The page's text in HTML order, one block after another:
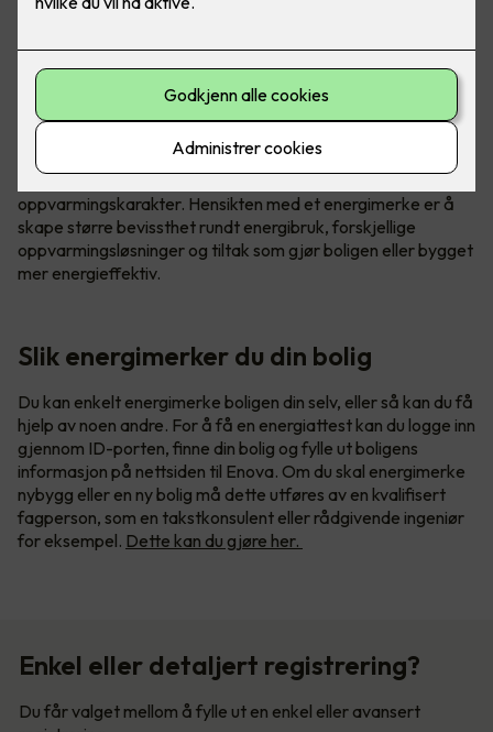
Hva er egentlig et energimerke?
Energimerking gir informasjon om energiforbruk og
oppvarming, og hjelper boligeieren med å identifisere hvilke
tiltak som kan øke energieffektiviteten.
Energimerket inkluderer en energikarakter og en
oppvarmingskarakter. Hensikten med et energimerke er å
skape større bevissthet rundt energibruk, forskjellige
oppvarmingsløsninger og tiltak som gjør boligen eller bygget
mer energieffektiv.
Slik energimerker du din bolig
Du kan enkelt energimerke boligen din selv, eller så kan du få
hjelp av noen andre. For å få en energiattest kan du logge inn
gjennom ID-porten, finne din bolig og fylle ut boligens
informasjon på nettsiden til Enova. Om du skal energimerke
nybygg eller en ny bolig må dette utføres av en kvalifisert
fagperson, som en takstkonsulent eller rådgivende ingeniør
for eksempel. Dette kan du gjøre her.
Enkel eller detaljert registrering?
Du får valget mellom å fylle ut en enkel eller avansert